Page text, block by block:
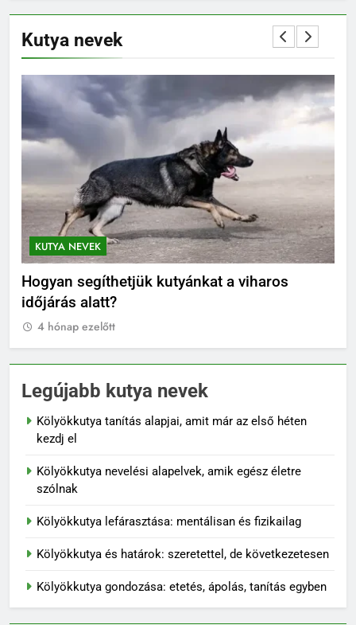
Kutya nevek
KUTYA NEVEK KUTYA NEVEK ORSZÁG SZERINT
Orosz kutya nevek
4 hónap ezelőtt
Legújabb kutya nevek
Kölyökkutya tanítás alapjai, amit már az első héten
kezdj el
Kölyökkutya nevelési alapelvek, amik egész életre
szólnak
Kölyökkutya lefárasztása: mentálisan és fizikailag
Kölyökkutya és határok: szeretettel, de következetesen
Kölyökkutya gondozása: etetés, ápolás, tanítás egyben